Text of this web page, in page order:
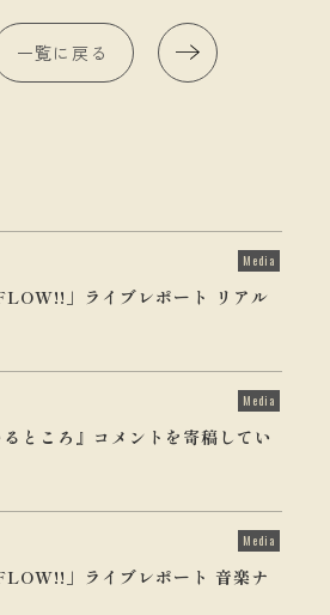
一覧に戻る
Media
」ライブレポート リアル
Media
ところ』コメントを寄稿してい
Media
」ライブレポート 音楽ナ